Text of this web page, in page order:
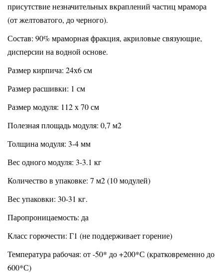
присутствие незначительных вкраплений частиц мрамора
(от желтоватого, до черного).
Состав: 90% мраморная фракция, акриловые связующие,
дисперсии на водной основе.
Размер кирпича: 24х6 см
Размер расшивки: 1 см
Размер модуля: 112 х 70 см
Полезная площадь модуля: 0,7 м2
Толщина модуля: 3-4 мм
Вес одного модуля: 3-3.1 кг
Количество в упаковке: 7 м2 (10 модулей)
Вес упаковки: 30-31 кг.
Паропроницаемость: да
Класс горючести: Г1 (не поддерживает горение)
Температура рабочая: от -50* до +200*С (кратковременно до
600*С)